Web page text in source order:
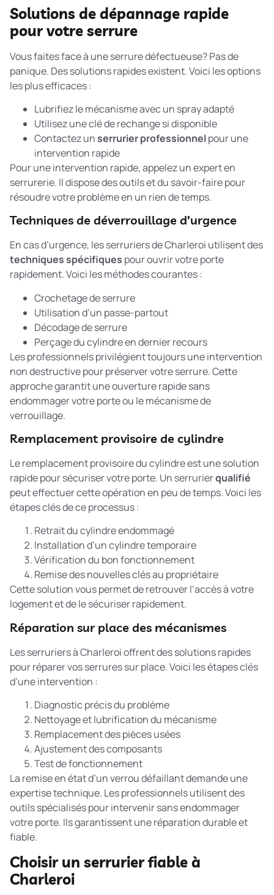
Solutions de dépannage rapide
pour votre serrure
Vous faites face à une serrure défectueuse? Pas de
panique. Des solutions rapides existent. Voici les options
les plus efficaces :
Lubrifiez le mécanisme avec un spray adapté
Utilisez une clé de rechange si disponible
Contactez unserrurier professionnelpour une
intervention rapide
Pour uneintervention rapide, appelez un expert en
serrurerie. Il dispose des outils et du savoir-faire pour
résoudre votre problème en un rien de temps.
Techniques de déverrouillage d’urgence
En cas d’urgence, les serruriers de Charleroi utilisent des
techniques spécifiques pour ouvrir votre porte
rapidement. Voici les méthodes courantes :
Crochetage de serrure
Utilisation d’un passe-partout
Décodage de serrure
Perçage du cylindre en dernier recours
Les professionnels privilégient toujours uneintervention
non destructivepour préserver votre serrure. Cette
approche garantit une ouverture rapide sans
endommager votre porte ou le mécanisme de
verrouillage.
Remplacement provisoire de cylindre
Le remplacement provisoire du cylindre est une solution
rapide pour sécuriser votre porte. Un serrurierqualifié
peut effectuer cette opération en peu de temps. Voici les
étapes clés de ce processus :
Retrait du cylindre endommagé
Installation d’un cylindre temporaire
Vérification du bon fonctionnement
Remise des nouvelles clés au propriétaire
Cette solution vous permet de retrouver l’accès à votre
logement et de le sécuriser rapidement.
Réparation sur place des mécanismes
Les serruriers à Charleroi offrent des solutions rapides
pour réparer vos serrures sur place. Voici les étapes clés
d’une intervention :
Diagnostic précis du problème
Nettoyage et lubrification du mécanisme
Remplacement des pièces usées
Ajustement des composants
Test de fonctionnement
La remise en état d’un verrou défaillantdemande une
expertise technique. Les professionnels utilisent des
outils spécialisés pour intervenir sans endommager
votre porte. Ils garantissent une réparation durable et
fiable.
Choisir un serrurier fiable à
Charleroi